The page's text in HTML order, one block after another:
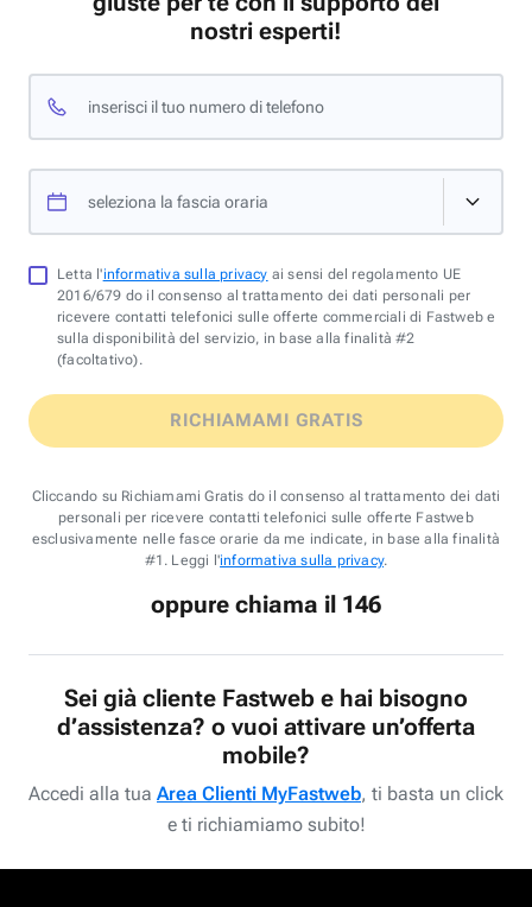
nostri esperti!
inserisci il tuo numero di telefono
seleziona la fascia oraria
Letta l'informativa sulla privacy ai sensi del regolamento UE
2016/679 do il consenso al trattamento dei dati personali per
ricevere contatti telefonici sulle offerte commerciali di Fastweb e
sulla disponibilità del servizio, in base alla finalità #2
(facoltativo).
RICHIAMAMI GRATIS
Cliccando su Richiamami Gratis do il consenso al trattamento dei dati
personali per ricevere contatti telefonici sulle offerte Fastweb
esclusivamente nelle fasce orarie da me indicate, in base alla finalità
#1. Leggi l'informativa sulla privacy.
oppure chiama il 146
Sei già cliente Fastweb e hai bisogno
d’assistenza? o vuoi attivare un’offerta
mobile?
Accedi alla tua Area Clienti MyFastweb, ti basta un click
e ti richiamiamo subito!